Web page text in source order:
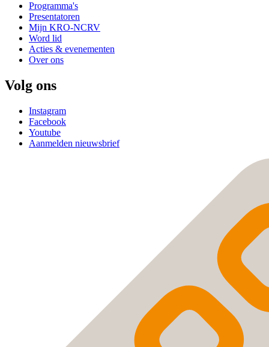
Programma's
Presentatoren
Mijn KRO-NCRV
Word lid
Acties & evenementen
Over ons
Volg ons
Instagram
Facebook
Youtube
Aanmelden nieuwsbrief